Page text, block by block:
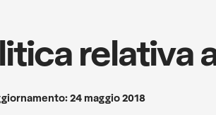
relativa
24 maggio 2018